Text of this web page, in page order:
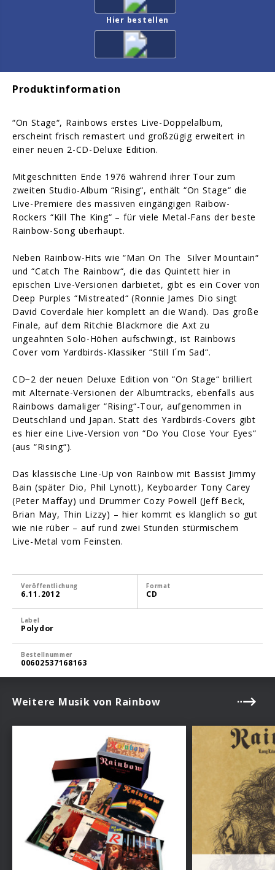
Hier bestellen
Produktinformation
“On Stage“, Rainbows erstes Live-Doppelalbum,
erscheint frisch remastert und großzügig erweitert in
einer neuen 2-CD-Deluxe Edition.
Mitgeschnitten Ende 1976 während ihrer Tour zum
zweiten Studio-Album “Rising“, enthält “On Stage“ die
Live-Premiere des massiven eingängigen Raibow-
Rockers “Kill The King“ – für viele Metal-Fans der beste
Rainbow-Song überhaupt.
Neben Rainbow-Hits wie “Man On The Silver Mountain“
und “Catch The Rainbow“, die das Quintett hier in
epischen Live-Versionen darbietet, gibt es ein Cover von
Deep Purples “Mistreated“ (Ronnie James Dio singt
David Coverdale hier komplett an die Wand). Das große
Finale, auf dem Ritchie Blackmore die Axt zu
ungeahnten Solo-Höhen aufschwingt, ist Rainbows
Cover vom Yardbirds-Klassiker “Still I´m Sad“.
CD−2 der neuen Deluxe Edition von “On Stage“ brilliert
mit Alternate-Versionen der Albumtracks, ebenfalls aus
Rainbows damaliger “Rising“-Tour, aufgenommen in
Deutschland und Japan. Statt des Yardbirds-Covers gibt
es hier eine Live-Version von “Do You Close Your Eyes“
(aus “Rising“).
Das klassische Line-Up von Rainbow mit Bassist Jimmy
Bain (später Dio, Phil Lynott), Keyboarder Tony Carey
(Peter Maffay) und Drummer Cozy Powell (Jeff Beck,
Brian May, Thin Lizzy) – hier kommt es klanglich so gut
wie nie rüber – auf rund zwei Stunden stürmischem
Live-Metal vom Feinsten.
Veröffentlichung
6.11.2012
Format
CD
Label
Polydor
Bestellnummer
00602537168163
Weitere Musik von Rainbow